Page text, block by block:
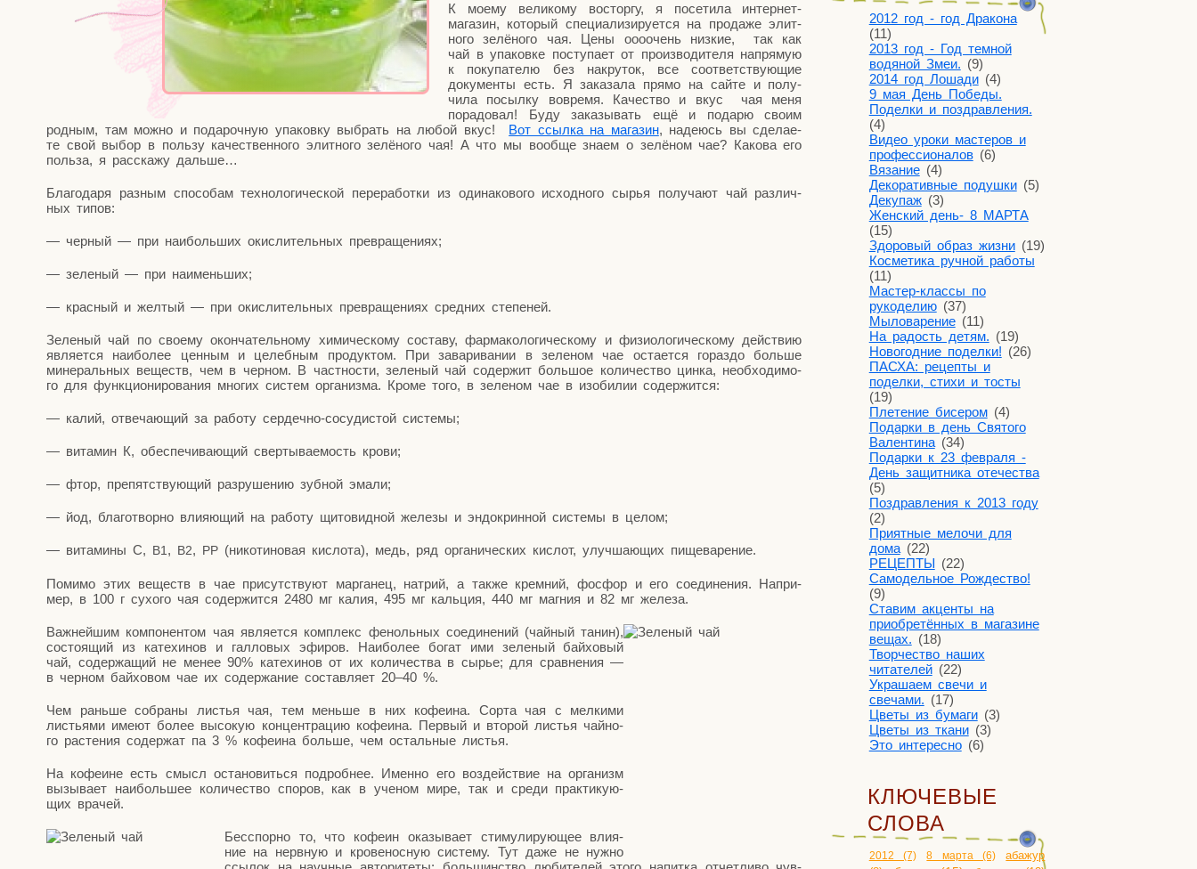
К мое­му вели­ко­му вос­тор­гу, я посе­ти­ла интер­нет-
мага­зин, кото­рый спе­ци­а­ли­зи­ру­ет­ся на про­да­же элит­
но­го зелё­но­го чая. Цены оооочень низ­кие, так как
чай в упа­ков­ке посту­па­ет от про­из­во­ди­те­ля напря­мую
к поку­па­те­лю без накру­ток, все соот­вет­ству­ю­щие
доку­мен­ты есть. Я зака­за­ла пря­мо на сай­те и полу­
чи­ла посыл­ку вовре­мя. Каче­ство и вкус чая меня
пора­до­вал! Буду зака­зы­вать ещё и пода­рю сво­им
род­ным, там мож­но и пода­роч­ную упа­ков­ку выбрать на любой вкус! Вот ссыл­ка на мага­зин, наде­юсь вы сде­ла­е­
те свой выбор в поль­зу каче­ствен­но­го элит­но­го зелё­но­го чая! А что мы вооб­ще зна­ем о зелё­ном чае? Како­ва его
поль­за, я рас­ска­жу дальше…
Бла­го­да­ря раз­ным спо­со­бам тех­но­ло­ги­че­ской пере­ра­бот­ки из оди­на­ко­во­го исход­но­го сырья полу­ча­ют чай раз­лич­
ных типов:
— чер­ный — при наи­боль­ших окис­ли­тель­ных превращениях;
— зеле­ный — при наименьших;
— крас­ный и жел­тый — при окис­ли­тель­ных пре­вра­ще­ни­ях сред­них степеней.
Зеле­ный чай по сво­е­му окон­ча­тель­но­му хими­че­ско­му соста­ву, фар­ма­ко­ло­ги­че­ско­му и физио­ло­ги­че­ско­му дей­ствию
явля­ет­ся наи­бо­лее цен­ным и целеб­ным про­дук­том. При зава­ри­ва­нии в зеле­ном чае оста­ет­ся гораз­до боль­ше
мине­раль­ных веществ, чем в чер­ном. В част­но­сти, зеле­ный чай содер­жит боль­шое коли­че­ство цин­ка, необ­хо­ди­мо­
го для функ­ци­о­ни­ро­ва­ния мно­гих систем орга­низ­ма. Кро­ме того, в зеле­ном чае в изоби­лии содержится:
— калий, отве­ча­ю­щий за рабо­ту сер­деч­но-сосу­ди­стой системы;
— вита­мин К, обес­пе­чи­ва­ю­щий свер­ты­ва­е­мость крови;
— фтор, пре­пят­ству­ю­щий раз­ру­ше­нию зуб­ной эмали;
— йод, бла­го­твор­но вли­я­ю­щий на рабо­ту щито­вид­ной желе­зы и эндо­крин­ной систе­мы в целом;
— вита­ми­ны С, В1, В2, РР (нико­ти­но­вая кис­ло­та), медь, ряд орга­ни­че­ских кис­лот, улуч­ша­ю­щих пищеварение.
Поми­мо этих веществ в чае при­сут­ству­ют мар­га­нец, натрий, а так­же крем­ний, фос­фор и его соеди­не­ния. Напри­
мер, в 100 г сухо­го чая содер­жит­ся 2480 мг калия, 495 мг каль­ция, 440 мг маг­ния и 82 мг железа.
Важ­ней­шим ком­по­нен­том чая явля­ет­ся ком­плекс феноль­ных соеди­не­ний (чай­ный танин),
состо­я­щий из кате­хи­нов и гал­ло­вых эфи­ров. Наи­бо­лее богат ими зеле­ный бай­хо­вый
чай, содер­жа­щий не менее 90% кате­хи­нов от их коли­че­ства в сырье; для срав­не­ния —
в чер­ном бай­хо­вом чае их содер­жа­ние состав­ля­ет 20–40 %.
Чем рань­ше собра­ны листья чая, тем мень­ше в них кофе­и­на. Сор­та чая с мел­ки­ми
листья­ми име­ют более высо­кую кон­цен­тра­цию кофе­и­на. Пер­вый и вто­рой листья чай­но­
го рас­те­ния содер­жат па 3 % кофе­и­на боль­ше, чем осталь­ные листья.
На кофе­ине есть смысл оста­но­вить­ся подроб­нее. Имен­но его воз­дей­ствие на орга­низм
вызы­ва­ет наи­боль­шее коли­че­ство спо­ров, как в уче­ном мире, так и сре­ди прак­ти­ку­ю­
щих врачей.
Бес­спор­но то, что кофе­ин ока­зы­ва­ет сти­му­ли­ру­ю­щее вли­я­
ние на нерв­ную и кро­ве­нос­ную систе­му. Тут даже не нуж­но
2012 год - год Дракона
(11)
2013 год - Год темной
водяной Змеи. (9)
2014 год Лошади(4)
9 мая День Победы.
Поделки и поздравления.
(4)
Видео уроки мастеров и
профессионалов(6)
Вязание(4)
Декоративные подушки(5)
Декупаж(3)
Женский день- 8 МАРТА
(15)
Здоровый образ жизни(19)
Косметика ручной работы
(11)
Мастер-классы по
рукоделию(37)
Мыловарение(11)
На радость детям. (19)
Новогодние поделки! (26)
ПАСХА: рецепты и
поделки, стихи и тосты
(19)
Плетение бисером(4)
Подарки в день Святого
Валентина(34)
Подарки к 23 февраля -
День защитника отечества
(5)
Поздравления к 2013 году
(2)
Приятные мелочи для
дома(22)
РЕЦЕПТЫ (22)
Самодельное Рождество!
(9)
Ставим акценты на
приобретённых в магазине
вещах. (18)
Творчество наших
читателей(22)
Украшаем свечи и
свечами. (17)
Цветы из бумаги(3)
Цветы из ткани(3)
Это интересно(6)
КЛЮЧЕВЫЕ
СЛОВА
2012 (7) 8 марта (6)
абажур